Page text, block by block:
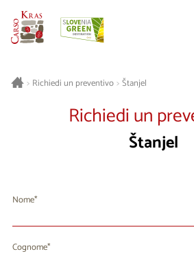
> Richiedi un preventivo> Štanjel
Richiedi un
Štanjel
Nome
Cognome